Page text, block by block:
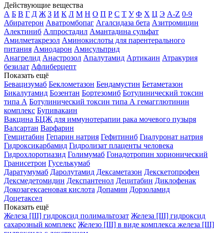
Действующие вещества
А Б В Г Д Ж З И К Л М Н О П Р С Т У Ф Х Ц Э A-Z 0-9
Абиратерон Аватромбопаг Агалсидаза бета Азитромицин
Алектиниб Алпростадил Амантадина сульфат
Амилметакрезол Аминокислоты для парентерального
питания Амиодарон Амисульприд
Анагрелид Анастрозол Апалутамид Артикаин Атракурия
безилат Афлиберцепт
Показать ещё
Бевацизумаб Беклометазон Бендамустин Бетаметазон
Бикалутамид Бозентан Бортезомиб Ботулинический токсин
типа А Ботулинический токсин типа А гемагглютинин
комплекс Бупивакаин
Вакцина БЦЖ для иммунотерапии рака мочевого пузыря
Валсартан Варфарин
Гемцитабин Гепарин натрия Гефитиниб Гиалуронат натрия
Гидроксикарбамид Гидролизат плаценты человека
Гидрохлоротиазид Голимумаб Гонадотропин хорионический
Гранисетрон Гуселькумаб
Даратумумаб Даролутамид Дексаметазон Декскетопрофен
Дексмедетомидин Декспантенол Децитабин Диклофенак
Докозагексаеновая кислота Допамин Дорзоламид
Доцетаксел
Показать ещё
Железа [III] гидроксид полимальтозат Железа [III] гидроксид
сахарозный комплекс Железо [III] в виде комплекса железа [III]